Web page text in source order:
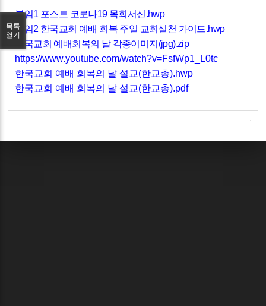
붙임1 포스트 코로나19 목회서신.hwp
붙임2 한국교회 예배 회복 주일 교회실천 가이드.hwp
한국교회 예배회복의 날 각종이미지(jpg).zip
https://www.youtube.com/watch?v=FsfWp1_L0tc
한국교회 예배 회복의 날 설교(한교총).hwp
한국교회 예배 회복의 날 설교(한교총).pdf
목록
열기